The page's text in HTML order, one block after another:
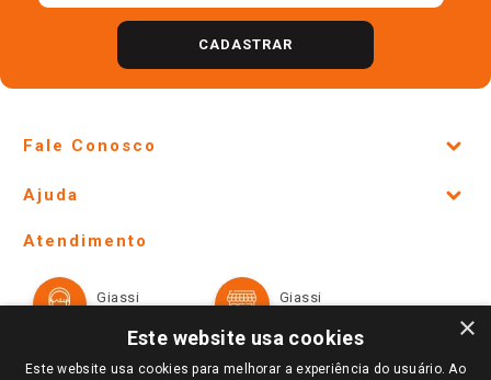
CADASTRAR
Fale Conosco
Lojas Físicas e Horários
Ofertas
Televendas
Notícias
Ajuda
Formas de Pagamento
Trocas e Devoluções
Atendimento
Giassi
Giassi
×
Este website usa cookies
Este website usa cookies para melhorar a experiência do usuário. Ao